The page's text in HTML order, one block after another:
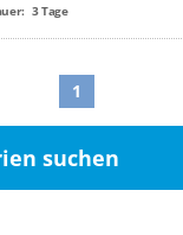
3Tage
1
suchen